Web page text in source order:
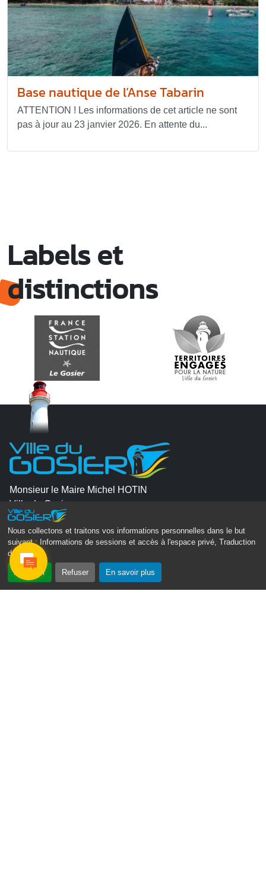
Nous collectons et traitons vos informations personnelles dans le but
suivant :
Informations de sessions et accès à l'espace privé, Traduction
des pages .
Accepter Refuser En savoir plus
Base nautique de l’Anse Tabarin
ATTENTION ! Les informations de cet article ne sont
pas à jour au 23 janvier 2026. En attente du...
Labels et
distinctions
Monsieur le Maire Michel HOTIN
Ville du Gosier
67, Boulevard du Général de Gaulle
97190 Le Gosier
Tél.05 90 84 86 86
Envoyer un email